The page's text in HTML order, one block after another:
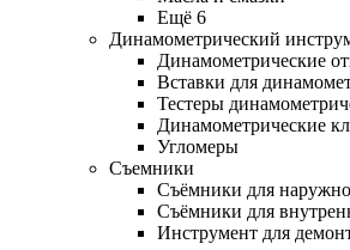
Ещё 6
Динамометрический
Динамометрические
Вставки для
Тестеры
Динамометрические
Угломеры
Съемники
Съёмники для
Съёмники для
Инструмент для